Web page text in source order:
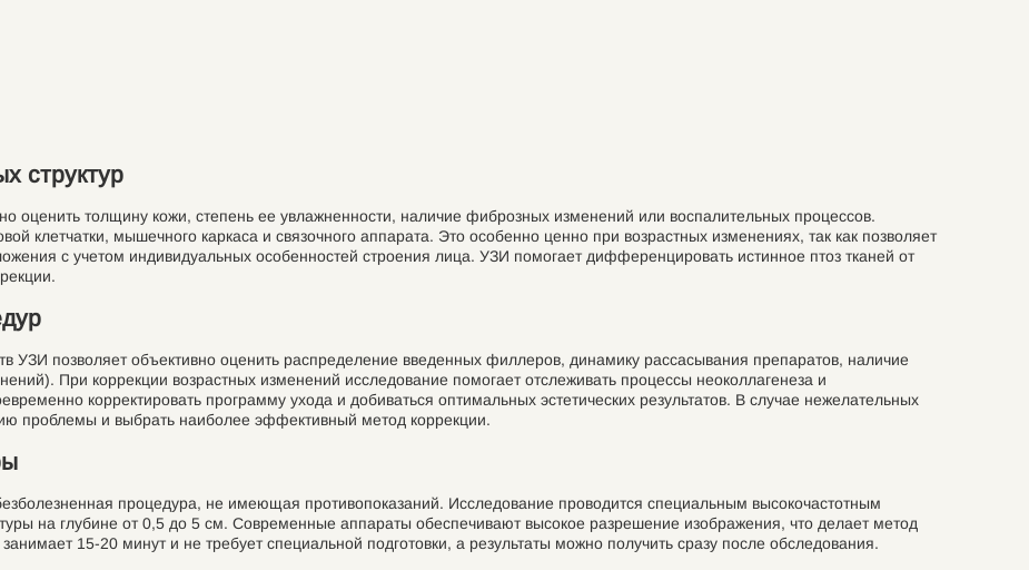
структур
оценить толщину кожи, степень ее увлажненности, наличие фиброзных изменений или воспалительных процессов.
клетчатки, мышечного каркаса и связочного аппарата. Это особенно ценно при возрастных изменениях, так как позволяет
с учетом индивидуальных особенностей строения лица. УЗИ помогает дифференцировать истинное птоз тканей от
УЗИ позволяет объективно оценить распределение введенных филлеров, динамику рассасывания препаратов, наличие
При коррекции возрастных изменений исследование помогает отслеживать процессы неоколлагенеза и
корректировать программу ухода и добиваться оптимальных эстетических результатов. В случае нежелательных
проблемы и выбрать наиболее эффективный метод коррекции.
процедура, не имеющая противопоказаний. Исследование проводится специальным высокочастотным
на глубине от 0,5 до 5 см. Современные аппараты обеспечивают высокое разрешение изображения, что делает метод
15-20 минут и не требует специальной подготовки, а результаты можно получить сразу после обследования.